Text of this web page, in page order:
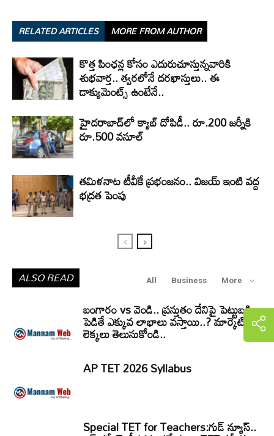
RELATED ARTICLES MORE FROM AUTHOR
కొత్త పింఛన్ల కోసం ఎదురుచూస్తున్నవారికి
శుభవార్త.. త్వరలోనే దరఖాస్తులు.. ఈ
డాక్యుమెంట్స్ ఉంటేనే..
హైదరాబాద్‌లో క్యాబ్‌ దోపిడీ.. రూ.200 జర్నీకి
రూ.500 వసూల్
తమిళనాట టీవీకే ప్రభంజనం.. విజయ్ ఇంటి వద్ద
భద్రత పెంపు
ALSO READ All Business More
బంగారం vs వెండి.. ప్రస్తుతం దేనిపై పెట్టుబడి
పెడితే ఎక్కువ లాభాలు వస్తాయి..? మార్కెట్
లెక్కలు తెలుసుకోండి..
AP TET 2026 Syllabus
Special TET for Teachers:గుడ్ న్యూస్..